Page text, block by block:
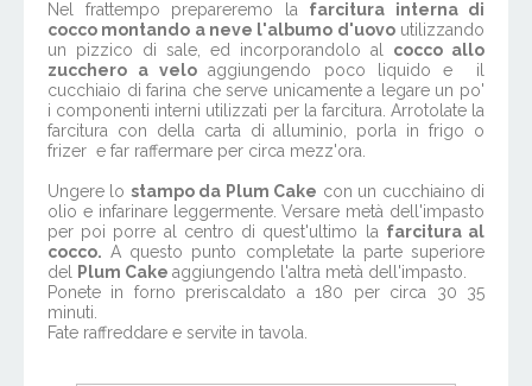
Nel frattempo prepareremo la farcitura interna di
cocco montando a neve l'albumo d'uovoutilizzando
un pizzico di sale, ed incorporandolo al cocco allo
zucchero a veloaggiungendo poco liquido e il
cucchiaio di farina che serve unicamente a legare un po'
i componenti interni utilizzati per la farcitura. Arrotolate la
farcitura con della carta di alluminio, porla in frigo o
frizer e far raffermare per circa mezz'ora.
Ungere lo stampo da Plum Cake con un cucchiaino di
olio e infarinare leggermente. Versare metà dell'impasto
per poi porre al centro di quest'ultimo la farcitura al
cocco. A questo punto completate la parte superiore
del Plum Cake aggiungendo l'altra metà dell'impasto.
Ponete in forno preriscaldato a 180 per circa 30 35
minuti.
Fate raffreddare e servite in tavola.